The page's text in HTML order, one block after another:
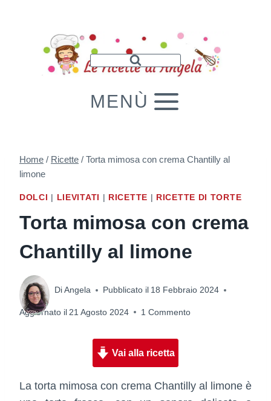
MENÙ
Home / Ricette / Torta mimosa con crema Chantilly al
limone
DOLCI | LIEVITATI | RICETTE | RICETTE DI TORTE
Torta mimosa con crema
Chantilly al limone
DiAngela Pubblicato il 18 Febbraio 2024
Aggiornato il 21 Agosto 2024 1 Commento
Vai alla ricetta
La torta mimosa con crema Chantilly al limone è